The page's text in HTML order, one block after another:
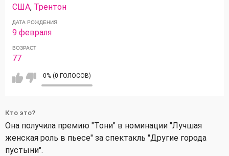
США, Трентон
ДАТА РОЖДЕНИЯ
9 февраля
ВОЗРАСТ
77
0% (0 ГОЛОСОВ)
Кто это?
Она получила премию "Тони" в номинации "Лучшая
женская роль в пьесе" за спектакль "Другие города
пустыни".